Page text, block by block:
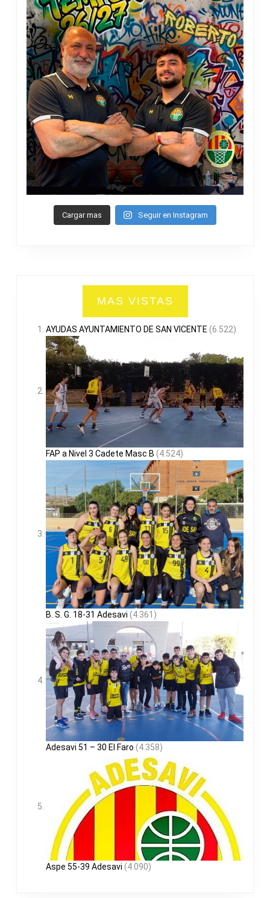
Cargar mas Seguir en Instagram
MAS VISTAS
AYUDAS AYUNTAMIENTO DE SAN VICENTE (6.522)
FAP a Nivel 3 Cadete Masc B (4.524)
B. S. G. 18-31 Adesavi (4.361)
Adesavi 51 – 30 El Faro (4.358)
Aspe 55-39 Adesavi (4.090)